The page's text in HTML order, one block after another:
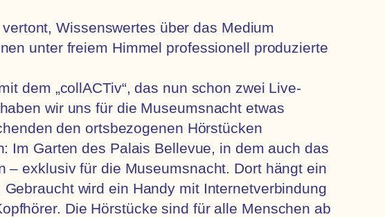
Wissenswertes über das Medium
unter freiem Himmel professionell produzierte
dem „collACTiv“, das nun schon zwei Live-
wir uns für die Museumsnacht etwas
den ortsbezogenen Hörstücken
Im Garten des Palais Bellevue, in dem auch das
– exklusiv für die Museumsnacht. Dort hängt ein
wird ein Handy mit Internetverbindung
Die Hörstücke sind für alle Menschen ab